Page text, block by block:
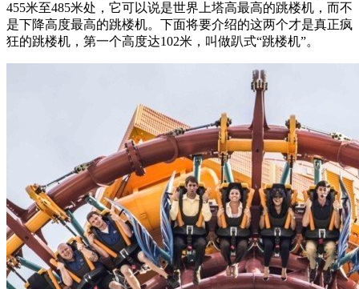
455米至485米处，它可以说是世界上塔高最高的跳楼机，而不
是下降高度最高的跳楼机。下面将要介绍的这两个才是真正疯
狂的跳楼机，第一个高度达102米，叫做趴式“跳楼机”。